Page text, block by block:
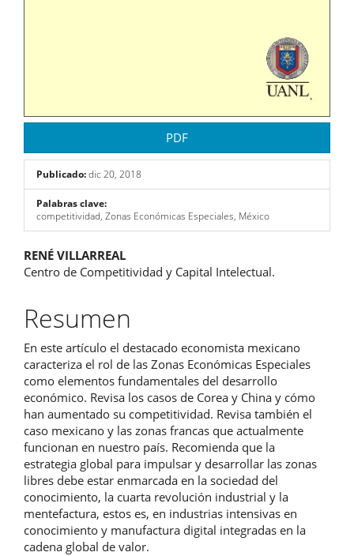
PDF
Publicado:dic 20, 2018
Palabras clave:
competitividad, Zonas Económicas Especiales, México
Contenido
principal
del
artículo
RENÉ VILLARREAL
Centro de Competitividad y Capital Intelectual.
Resumen
En este artículo el destacado economista mexicano
caracteriza el rol de las Zonas Económicas Especiales
como elementos fundamentales del desarrollo
económico. Revisa los casos de Corea y China y cómo
han aumentado su competitividad. Revisa también el
caso mexicano y las zonas francas que actualmente
funcionan en nuestro país. Recomienda que la
estrategia global para impulsar y desarrollar las zonas
libres debe estar enmarcada en la sociedad del
conocimiento, la cuarta revolución industrial y la
mentefactura, estos es, en industrias intensivas en
conocimiento y manufactura digital integradas en la
cadena global de valor.